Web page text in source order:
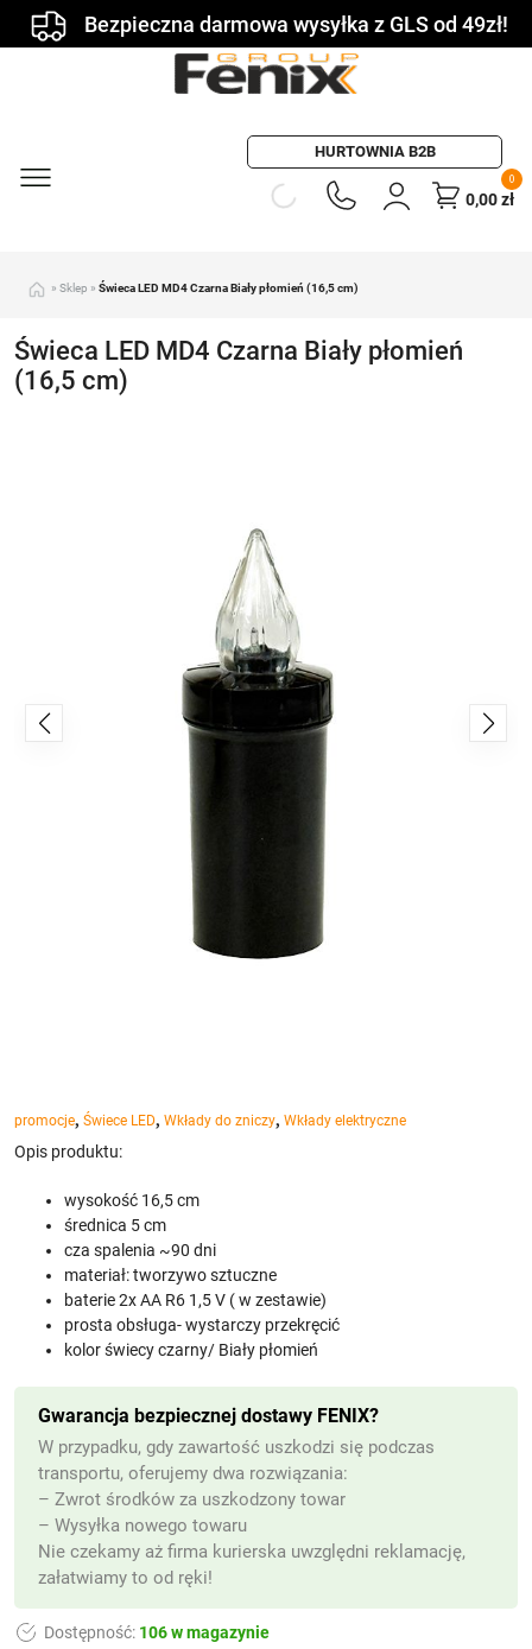
Bezpieczna darmowa wysyłka z GLS od 49zł!
HURTOWNIA B2B
0
0,00zł
» Sklep » Świeca LED MD4 Czarna Biały płomień (16,5 cm)
Świeca LED MD4 Czarna Biały płomień
(16,5 cm)
promocje, Świece LED, Wkłady do zniczy, Wkłady elektryczne
Opis produktu:
wysokość 16,5 cm
średnica 5 cm
cza spalenia ~90 dni
materiał: tworzywo sztuczne
baterie 2x AA R6 1,5 V ( w zestawie)
prosta obsługa- wystarczy przekręcić
kolor świecy czarny/ Biały płomień
Dostępność: 106 w magazynie
Gwarancja bezpiecznej dostawy FENIX?
W przypadku, gdy zawartość uszkodzi się podczas
transportu, oferujemy dwa rozwiązania:
– Zwrot środków za uszkodzony towar
– Wysyłka nowego towaru
Nie czekamy aż firma kurierska uwzględni reklamację,
załatwiamy to od ręki!